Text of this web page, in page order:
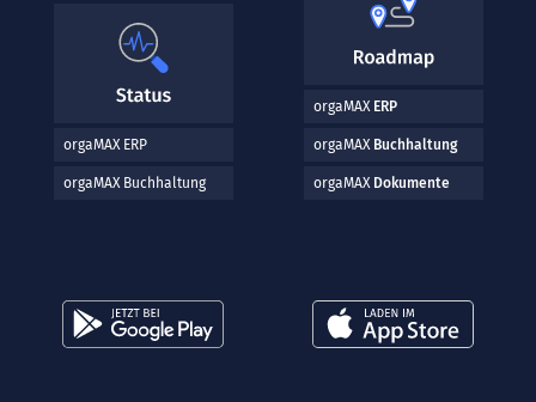
orgaMAX ERP
orgaMAX Buchhaltung
orgaMAX ERP
orgaMAX Buchhaltung
orgaMAX Dokumente